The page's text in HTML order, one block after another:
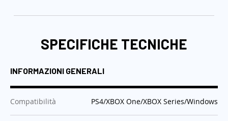
SPECIFICHE TECNICHE
INFORMAZIONI GENERALI
Compatibilità :PS4/XBOX One/XBOX Series/Windows